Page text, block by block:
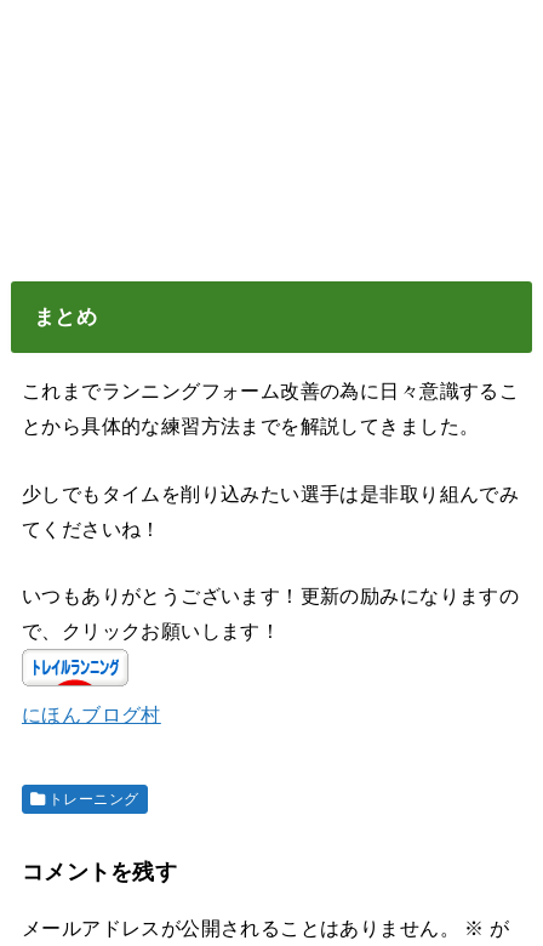
まとめ
これまでランニングフォーム改善の為に日々意識するこ
とから具体的な練習方法までを解説してきました。
少しでもタイムを削り込みたい選手は是非取り組んでみ
てくださいね！
いつもありがとうございます！更新の励みになりますの
で、クリックお願いします！
にほんブログ村
トレーニング
コメントを残す
メールアドレスが公開されることはありません。 ※ が